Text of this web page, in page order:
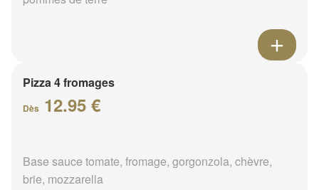
Pizza 4 fromages
Dès 12.95 €
Base sauce tomate, fromage, gorgonzola, chèvre,
brie, mozzarella